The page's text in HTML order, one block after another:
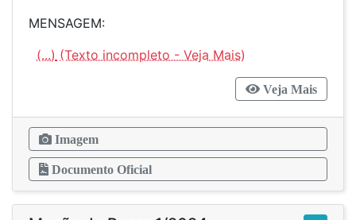
MENSAGEM:
(...)
Veja Mais
Imagem
Documento Oficial